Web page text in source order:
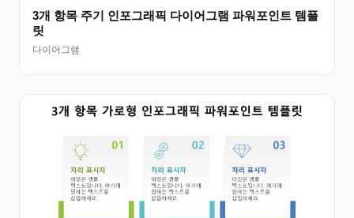
3개 항목 주기 인포그래픽 다이어그램 파워포인트 템플
릿
다이어그램